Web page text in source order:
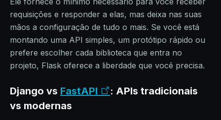
requisições e responder a elas, mas deixa nas suas
mãos a configuração de tudo o mais. Se você está
montando uma API simples, um protótipo rápido ou
prefere escolher cada biblioteca que entra no
projeto, Flask oferece a liberdade que você precisa.
Django vs FastAPI
: APIs tradicionais
vs modernas